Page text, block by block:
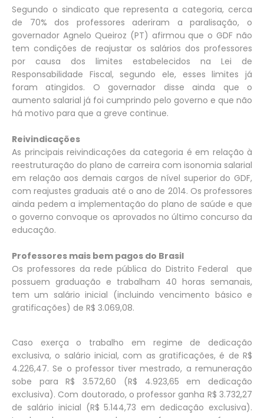
Segundo o sindicato que representa a categoria, cerca
de 70% dos professores aderiram a paralisação, o
governador Agnelo Queiroz (PT) afirmou que o GDF não
tem condições de reajustar os salários dos professores
por causa dos limites estabelecidos na Lei de
Responsabilidade Fiscal, segundo ele, esses limites já
foram atingidos. O governador disse ainda que o
aumento salarial já foi cumprindo pelo governo e que não
há motivo para que a greve continue.
Reivindicações
As principais reivindicações da categoria é em relação à
reestruturação do plano de carreira com isonomia salarial
em relação aos demais cargos de nível superior do GDF,
com reajustes graduais até o ano de 2014. Os professores
ainda pedem a implementação do plano de saúde e que
o governo convoque os aprovados no último concurso da
educação.
Professores mais bem pagos do Brasil
Os professores da rede pública do Distrito Federal que
possuem graduação e trabalham 40 horas semanais,
tem um salário inicial (incluindo vencimento básico e
gratificações) de R$ 3.069,08.
Caso exerça o trabalho em regime de dedicação
exclusiva, o salário inicial, com as gratificações, é de R$
4.226,47. Se o professor tiver mestrado, a remuneração
sobe para R$ 3.572,60 (R$ 4.923,65 em dedicação
exclusiva). Com doutorado, o professor ganha R$ 3.732,27
de salário inicial (R$ 5.144,73 em dedicação exclusiva).